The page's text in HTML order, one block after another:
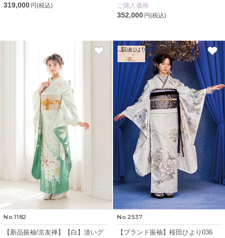
319,000 円(税込)
ご購入価格
352,000 円(税込)
No.1182
【新品振袖/京友禅】【白】淡いグ
No.2537
【ブランド振袖】桜田ひより036